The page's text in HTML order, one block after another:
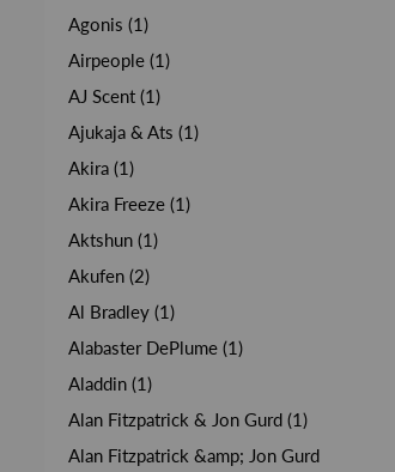
Agonis (1)
Airpeople (1)
AJ Scent (1)
Ajukaja & Ats (1)
Akira (1)
Akira Freeze (1)
Aktshun (1)
Akufen (2)
Al Bradley (1)
Alabaster DePlume (1)
Aladdin (1)
Alan Fitzpatrick & Jon Gurd (1)
Alan Fitzpatrick &amp; Jon Gurd